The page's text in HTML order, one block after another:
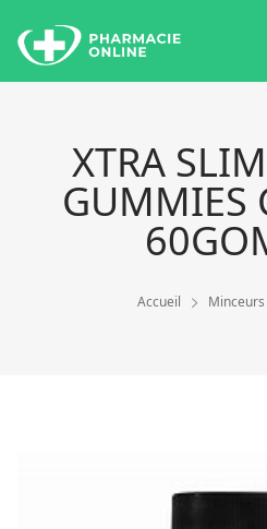
XTRA
GUMMIES
Accueil Minceurs